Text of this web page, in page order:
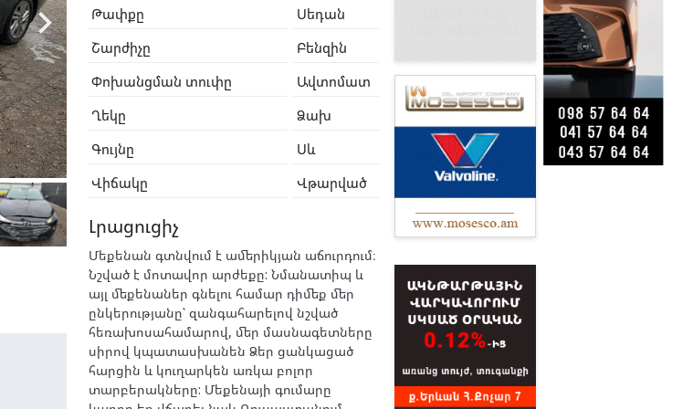

Թափքը
Սեդան
Շարժիչը
Բենզին
Փոխանցման տուփը
Ավտոմատ
Ղեկը
Ձախ
Գույնը
Սև
Վիճակը
Վթարված
Լրացուցիչ
Մեքենան գտնվում է ամերիկյան աճուրդում։
Նշված է մոտավոր արժեքը: Նմանատիպ և
այլ մեքենաներ գնելու համար դիմեք մեր
ընկերությանը՝ զանգահարելով նշված
հեռախոսահամարով, մեր մասնագետները
սիրով կպատասխանեն Ձեր ցանկացած
հարցին և կուղարկեն առկա բոլոր
տարբերակները: Մեքենայի գումարը